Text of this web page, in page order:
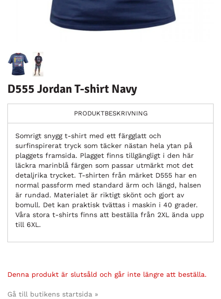
D555 Jordan T-shirt Navy
PRODUKTBESKRIVNING
Somrigt snygg t-shirt med ett färgglatt och
surfinspirerat tryck som täcker nästan hela ytan på
plaggets framsida. Plagget finns tillgängligt i den här
läckra marinblå färgen som passar utmärkt mot det
detaljrika trycket. T-shirten från märket D555 har en
normal passform med standard ärm och längd, halsen
är rundad. Materialet är riktigt skönt och gjort av
bomull. Det kan praktisk tvättas i maskin i 40 grader.
Våra stora t-shirts finns att beställa från 2XL ända upp
till 6XL.
Denna produkt är slutsåld och går inte längre att beställa.
Gå till butikens startsida »